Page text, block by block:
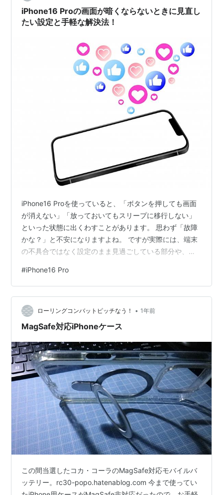
iPhone16 Proの画面が暗くならないときに見直し
たい設定と手軽な解決法！
iPhone16 Proを使っていると、「ボタンを押しても画面
が消えない」「放っておいてもスリープに移行しない」
といった状態に出くわすことがあります。 思わず「故障
かな？」と不安になりますよね。 ですが実際には、端末
の不具合ではなく設定のまま見過ごしている部分や、
んどです。 特に「常時表示ディスプレイ」や「自動ロッ
ク」の設定を変更していない場合、気づかないうちに画
面が点いたままになるケースもあります。 この記事で
は、そんな「画面が暗くならない」問題に対して、自分
でできるチェックポイントと簡単な対処法をまとめまし
#iPhone16 Pro
ローリングコンバットピッチなう！ • 1年前
MagSafe対応iPhoneケース
この間当選したコカ・コーラのMagSafe対応モバイルバ
ッテリー。rc30-popo.hatenablog.com 今まで使ってい